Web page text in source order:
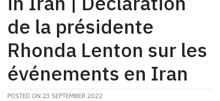
de la présidente
Rhonda Lenton sur les
événements en Iran
POSTED ON 23 SEPTEMBER 2022